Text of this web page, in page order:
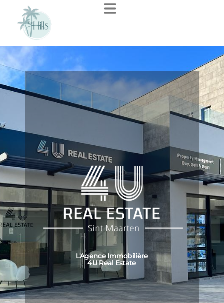
L'Agence Immobilière
4U Real Estate